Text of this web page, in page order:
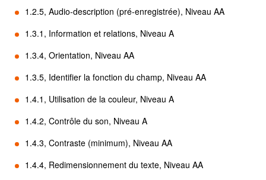
1.2.5, Audio-description (pré-enregistrée), Niveau AA
1.3.1, Information et relations, Niveau A
1.3.4, Orientation, Niveau AA
1.3.5, Identifier la fonction du champ, Niveau AA
1.4.1, Utilisation de la couleur, Niveau A
1.4.2, Contrôle du son, Niveau A
1.4.3, Contraste (minimum), Niveau AA
1.4.4, Redimensionnement du texte, Niveau AA